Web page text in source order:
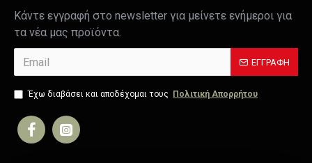
Κάντε εγγραφή στο newsletter για μείνετε ενήμεροι για
τα νέα μας προϊόντα.
ΕΓΓΡΑΦΉ
Έχω διαβάσει και αποδέχομαι τους Πολιτική Απορρήτου